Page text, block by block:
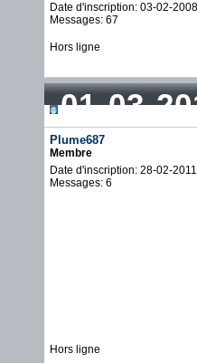
Date d'inscription: 03-02-2008
Messages: 67
Hors ligne
01-03-
Plume687
Membre
Date d'inscription: 28-02-2011
Messages: 6
Hors ligne